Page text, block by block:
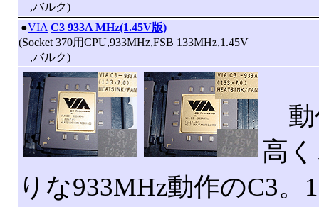
,バルク)
●VIA C3 933A MHz(1.45V版)
(Socket 370用CPU,933MHz,FSB 133MHz,1.45V
,バルク)
動
高
りな933MHz動作のC3